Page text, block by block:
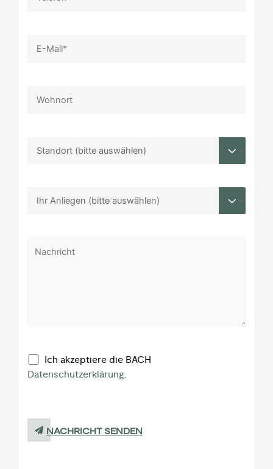
Ich akzeptiere die BACH
Datenschutzerklärung.
NACHRICHT SENDEN